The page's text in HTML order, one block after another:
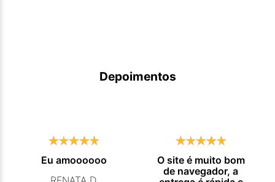
Depoimentos
Eu amoooooo
O site é muito bom
de navegador, a